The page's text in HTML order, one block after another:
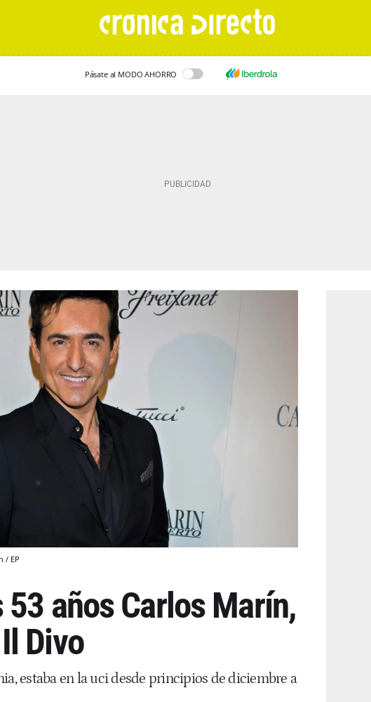
Pásate al MODO AHORRO
/ EP
53 años Carlos Marín,
Divo
estaba en la uci desde principios de diciembre a